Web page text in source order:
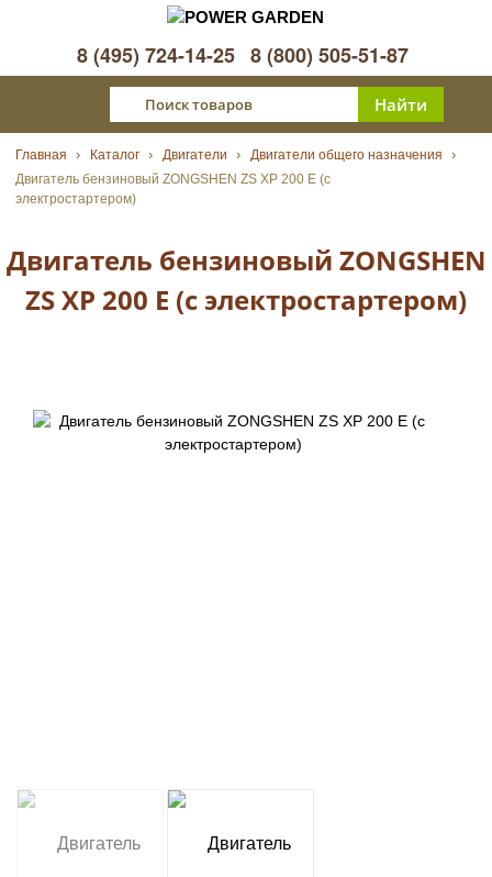
8 (495) 724-14-25 8 (800) 505-51-87
Главная Каталог Двигатели
Двигатели общего назначения
Двигатель бензиновый ZONGSHEN ZS XP 200 E (с
электростартером)
Двигатель бензиновый ZONGSHEN
ZS XP 200 E (с электростартером)